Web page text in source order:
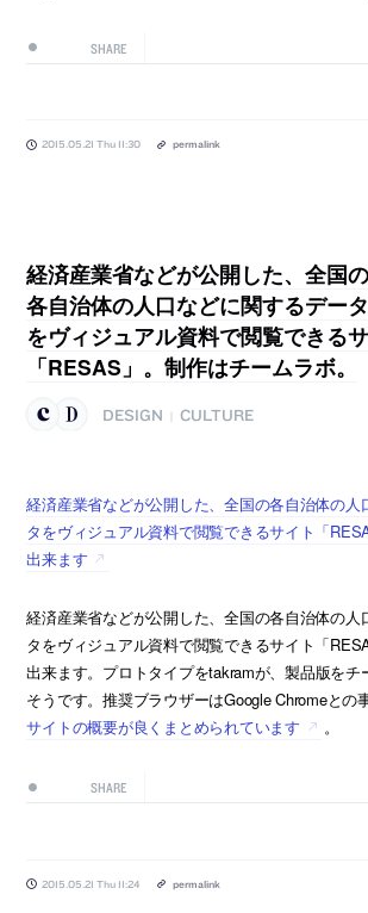
SHARE
2015.05.21 Thu 11:30 permalink
経済産業省などが公開した、全国の
各自治体の人口などに関するデータ
をヴィジュアル資料で閲覧できる
「RESAS」。制作はチームラボ。
DESIGN CULTURE
経済産業省などが公開した、全国の各自治体の人
タをヴィジュアル資料で閲覧できるサイト「
出来ます
経済産業省などが公開した、全国の各自治体の人
タをヴィジュアル資料で閲覧できるサイト「
出来ます。プロトタイプをtakramが、製品版をチ
そうです。推奨ブラウザーはGoogle Chromeとの事
サイトの概要が良くまとめられています
。
SHARE
2015.05.21 Thu 11:24 permalink